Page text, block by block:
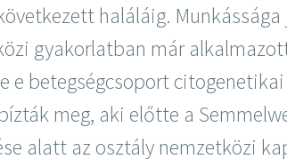
haláláig.
gyakorlatban már
e betegségcsoport
meg, aki előtte a
alatt az osztály nemzetközi